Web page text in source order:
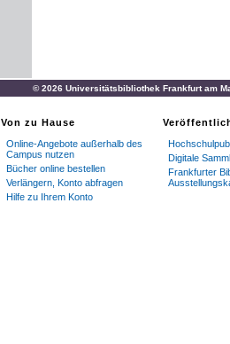
© 2026 Universitätsbibliothek Frankfurt am
Von zu Hause
Online-Angebote außerhalb des
Campus nutzen
Bücher online bestellen
Verlängern, Konto abfragen
Hilfe zu Ihrem Konto
Digitale
Frankfurter